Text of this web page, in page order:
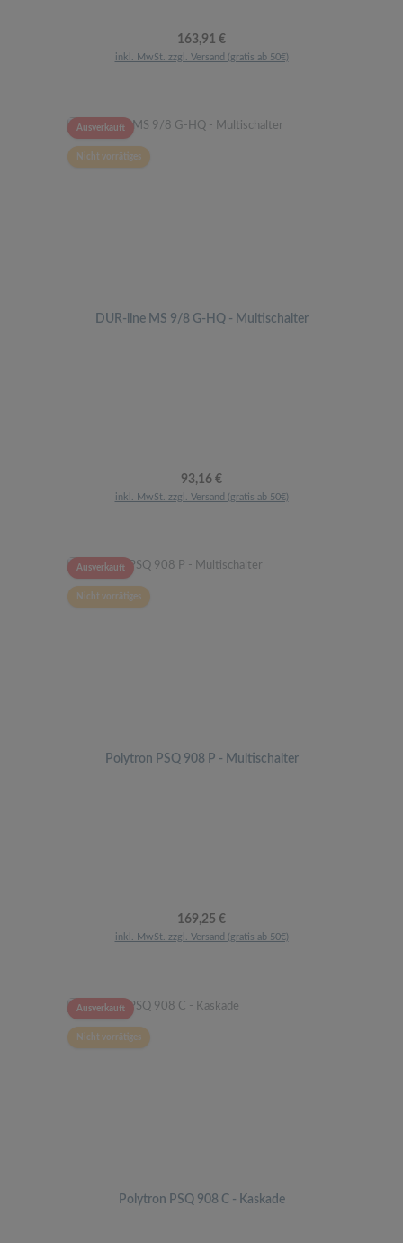
Regulärer Preis:
163,91 €
inkl. MwSt. zzgl. Versand (gratis ab 50€)
Ausverkauft
Nicht vorrätiges
DUR-line MS 9/8 G-HQ - Multischalter
Regulärer Preis:
93,16 €
inkl. MwSt. zzgl. Versand (gratis ab 50€)
Ausverkauft
Nicht vorrätiges
Polytron PSQ 908 P - Multischalter
Regulärer Preis:
169,25 €
inkl. MwSt. zzgl. Versand (gratis ab 50€)
Ausverkauft
Nicht vorrätiges
Polytron PSQ 908 C - Kaskade